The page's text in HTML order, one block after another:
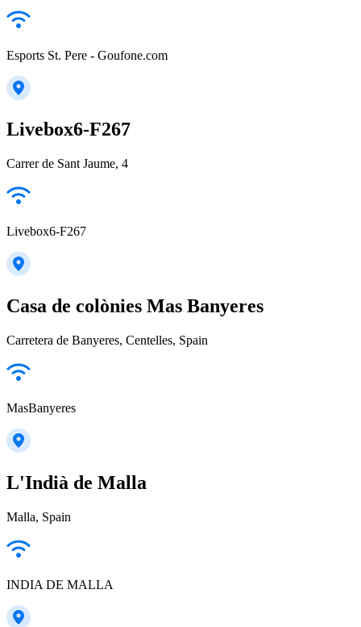
Esports St. Pere - Goufone.com
Livebox6-F267
Carrer de Sant Jaume, 4
Livebox6-F267
Casa de colònies Mas Banyeres
Carretera de Banyeres, Centelles, Spain
MasBanyeres
L'Indià de Malla
Malla, Spain
INDIA DE MALLA